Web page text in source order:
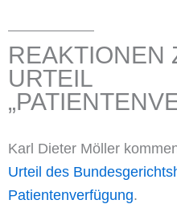
REAKTIONEN
URTEIL
Karl Dieter Möller
Urteil des
Patientenverfügung.